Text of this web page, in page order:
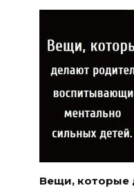
Вещи, которые